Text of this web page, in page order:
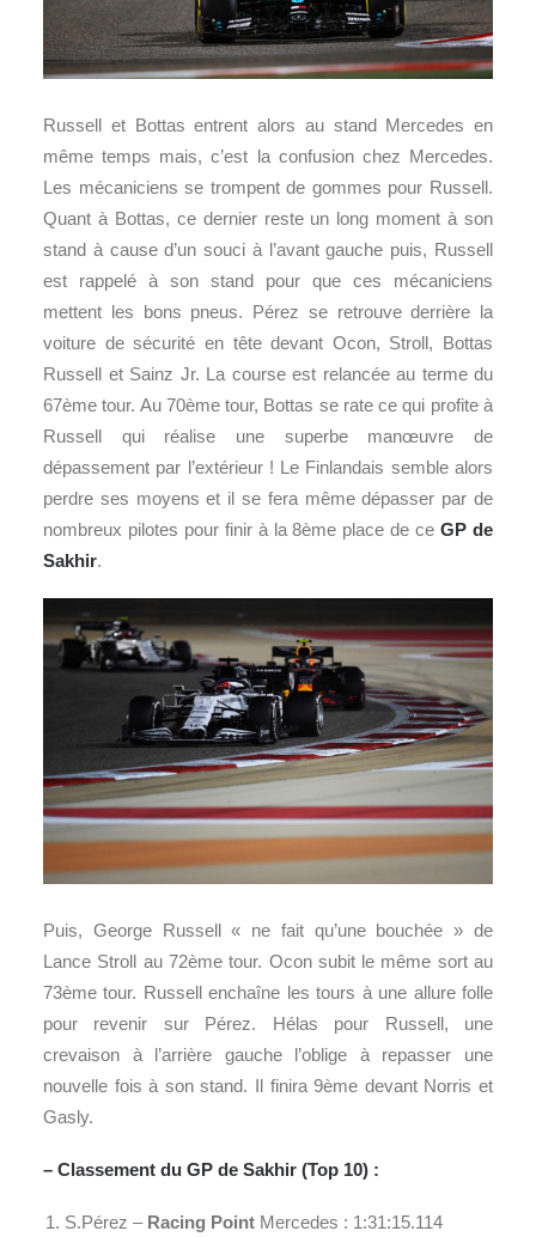
Russell et Bottas entrent alors au stand Mercedes en
même temps mais, c’est la confusion chez Mercedes.
Les mécaniciens se trompent de gommes pour Russell.
Quant à Bottas, ce dernier reste un long moment à son
stand à cause d’un souci à l’avant gauche puis, Russell
est rappelé à son stand pour que ces mécaniciens
mettent les bons pneus. Pérez se retrouve derrière la
voiture de sécurité en tête devant Ocon, Stroll, Bottas
Russell et Sainz Jr. La course est relancée au terme du
67ème tour. Au 70ème tour, Bottas se rate ce qui profite à
Russell qui réalise une superbe manœuvre de
dépassement par l’extérieur ! Le Finlandais semble alors
perdre ses moyens et il se fera même dépasser par de
nombreux pilotes pour finir à la 8ème place de ceGP de
Sakhir.
Puis, George Russell « ne fait qu’une bouchée » de
Lance Stroll au 72ème tour. Ocon subit le même sort au
73ème tour. Russell enchaîne les tours à une allure folle
pour revenir sur Pérez. Hélas pour Russell, une
crevaison à l’arrière gauche l’oblige à repasser une
nouvelle fois à son stand. Il finira 9ème devant Norris et
Gasly.
– Classement du GP de Sakhir (Top 10) :
S.Pérez – Racing Point Mercedes : 1:31:15.114